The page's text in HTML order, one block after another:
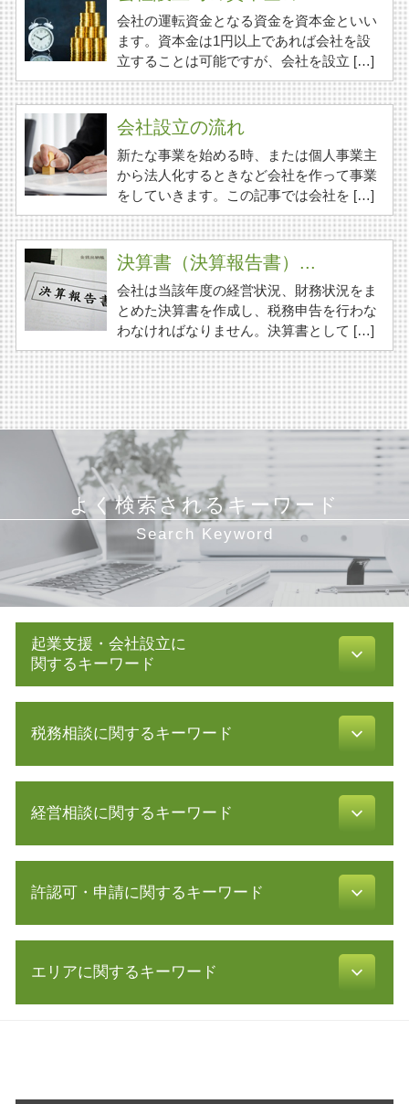
会社の運転資金となる資金を資本金といい
ます。資本金は1円以上であれば会社を設
立することは可能ですが、会社を設立 […]
会社設立の流れ
新たな事業を始める時、または個人事業主
から法人化するときなど会社を作って事業
をしていきます。この記事では会社を […]
決算書（決算報告書）...
会社は当該年度の経営状況、財務状況をま
とめた決算書を作成し、税務申告を行わな
わなければなりません。決算書として […]
よく検索されるキーワード
Search Keyword
起業支援・会社設立に
関するキーワード
新規事業 計画書
無限 責任
株式会社 資本金
起業 補助金
資本金 基準
会社設立 期間
創業 融資 銀行
税務相談に関するキーワード
税務調査 流れ
法人 節税
青色申告 条件
還付申告 必要書類
確定申告 スマホ
経営相談に関するキーワード
m & a とは
経営 改善 計画
経営 コンサル
sbir とは
許認可・申請に関するキーワード
許認可 必要な業種
エリアに関するキーワード
会社設立 相模原市 相談